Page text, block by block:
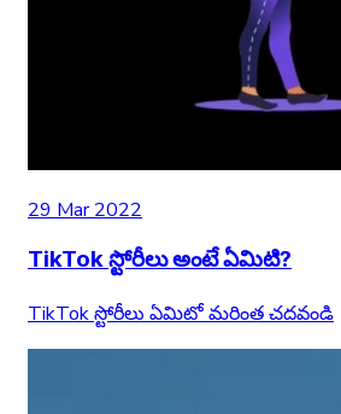
29 Mar 2022
TikTok స్టోరీలు అంటే ఏమిటి?
TikTok స్టోరీలు ఏమిటో మరింత చదవండి